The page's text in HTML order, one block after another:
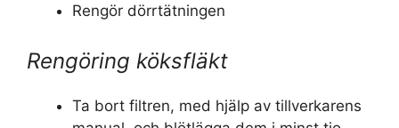
Rengör dörrtätningen
Rengöring köksfläkt
Ta bort filtren, med hjälp av tillverkarens